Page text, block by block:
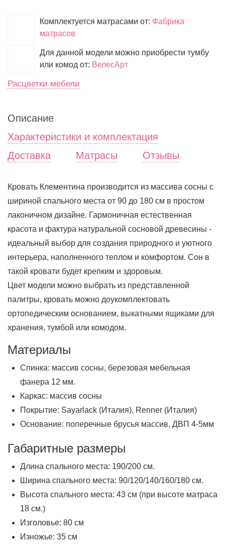
Комплектуется матрасами от: Фабрика
матрасов
Для данной модели можно приобрести тумбу
или комод от: ВелесАрт
Расцветки мебели
Описание
Характеристики и комплектация
Доставка
Матрасы Отзывы
Кровать Клементина производится из массива сосны с
шириной спального места от 90 до 180 см в простом
лаконичном дизайне. Гармоничная естественная
красота и фактура натуральной сосновой древесины -
идеальный выбор для создания природного и уютного
интерьера, наполненного теплом и комфортом. Сон в
такой кровати будет крепким и здоровым.
Цвет модели можно выбрать из представленной
палитры, кровать можно доукомплектовать
ортопедическим основанием, выкатными ящиками для
хранения, тумбой или комодом.
Материалы
Спинка: массив сосны, березовая мебельная
фанера 12 мм.
Каркас: массив сосны
Покрытие: Sayarlack (Италия), Renner (Италия)
Основание: поперечные брусья массив, ДВП 4-5мм
Габаритные размеры
Длина спального места: 190/200 см.
Ширина спального места: 90/120/140/160/180 см.
Высота спального места: 43 см (при высоте матраса
18 см.)
Изголовье: 80 см
Изножье: 35 см